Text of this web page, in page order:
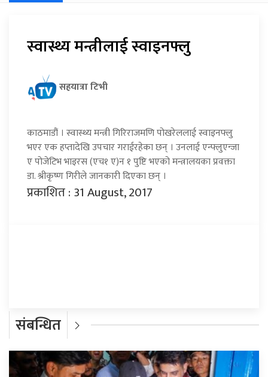
स्वास्थ्य मन्त्रीलाई स्वाइनफ्लु
सहयात्रा टिभी
काठमाडौं । स्वास्थ्य मन्त्री गिरिराजमणि पोखरेललाई स्वाइनफ्लु
भएर एक हप्तादेखि उपचार गराईरहेका छन् । उनलाई एन्फ्लुएन्जा
ए पोजेटिभ भाइरस (एच१ ए)न १ पुष्टि भएको मन्त्रालयका प्रवक्ता
डा. श्रीकृष्ण गिरीले जानकारी दिएका छन् ।
प्रकाशित : 31 August, 2017
संबन्धित